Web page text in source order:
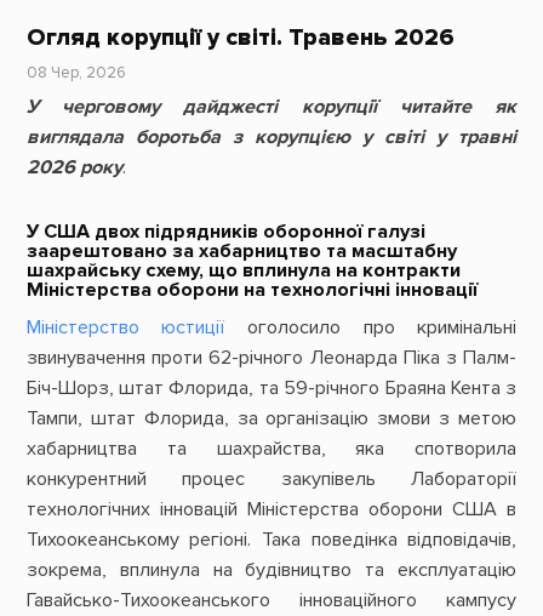
Огляд корупції у світі. Травень 2026
08 Чер, 2026
У черговому дайджесті корупції читайте як
виглядала боротьба з корупцією у світі у травні
2026 року.
У США двох підрядників оборонної галузі
заарештовано за хабарництво та масштабну
шахрайську схему, що вплинула на контракти
Міністерства оборони на технологічні інновації
Міністерство юстиції оголосило про кримінальні
звинувачення проти 62-річного Леонарда Піка з Палм-
Біч-Шорз, штат Флорида, та 59-річного Браяна Кента з
Тампи, штат Флорида, за організацію змови з метою
хабарництва та шахрайства, яка спотворила
конкурентний процес закупівель Лабораторії
технологічних інновацій Міністерства оборони США в
Тихоокеанському регіоні. Така поведінка відповідачів,
зокрема, вплинула на будівництво та експлуатацію
Гавайсько-Тихоокеанського інноваційного кампусу